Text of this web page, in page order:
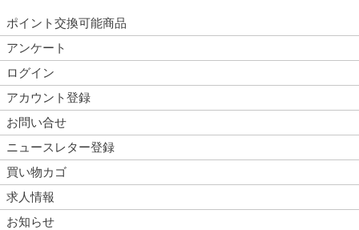
ポイント交換可能商品
アンケート
ログイン
アカウント登録
お問い合せ
ニュースレター登録
買い物カゴ
求人情報
お知らせ